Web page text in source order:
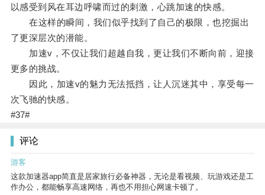
以感受到风在耳边呼啸而过的刺激，心跳加速的快感。
在这样的瞬间，我们似乎找到了自己的极限，也挖掘出
了更深层次的潜能。
加速v，不仅让我们超越自我，更让我们不断向前，迎接
更多的挑战。
因此，加速v的魅力无法抵挡，让人沉迷其中，享受每一
次飞驰的快感。
#37#
评论
游客
这款加速器app简直是居家旅行必备神器，无论是看视频、玩游戏还是工
作办公，都能畅享高速网络，再也不用担心网速卡顿了。